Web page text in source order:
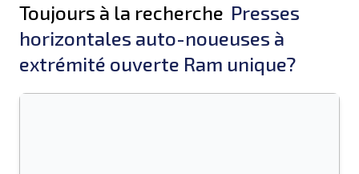
Toujours à la recherche Presses
horizontales auto-noueuses à
extrémité ouverte Ram unique?